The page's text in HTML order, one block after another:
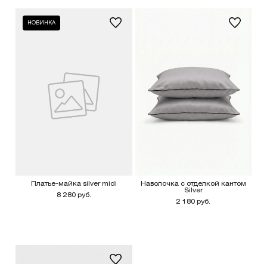
НОВИНКА
Платье-майка silver midi
8 280 руб.
Наволочка с отделкой кантом
Silver
2 180 руб.